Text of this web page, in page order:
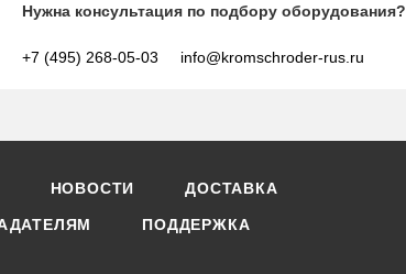
Нужна консультация по подбору оборудования?
+7 (495) 268-05-03 info@kromschroder-rus.ru
НОВОСТИ ДОСТАВКА
ПОДДЕРЖКА